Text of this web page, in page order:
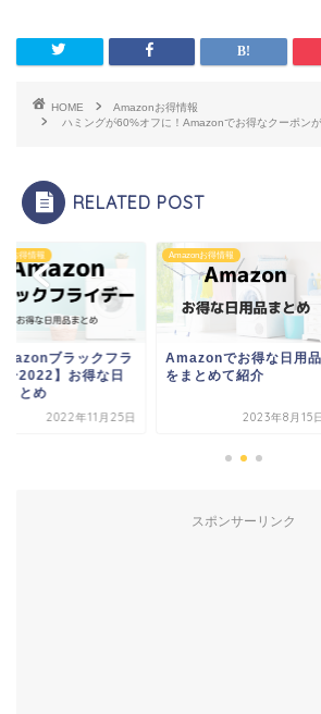
HOME
Amazonお得情報
ハミングが60%オフに！Amazonでお得なクーポン
RELATED POST
お得情報
ブラックフラ
ー2022】お得な日
まとめ
2022年11月25日
Amazonお得情報
Amazonでお得な日用品
をまとめて紹介
2023年8月15日
スポンサーリンク